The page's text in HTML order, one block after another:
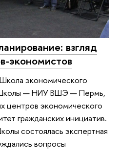
взгляд
экономистов
экономического
Школы — НИУ ВШЭ — Пермь,
центров экономического
гражданских инициатив.
состоялась экспертная
вопросы